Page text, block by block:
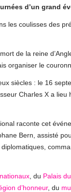
d’un grand
les coulisses des
de la reine
organiser le
siècles : le 16
Charles X a
raconte cet
Bern, assisté
, du Palais
d’honneur, du